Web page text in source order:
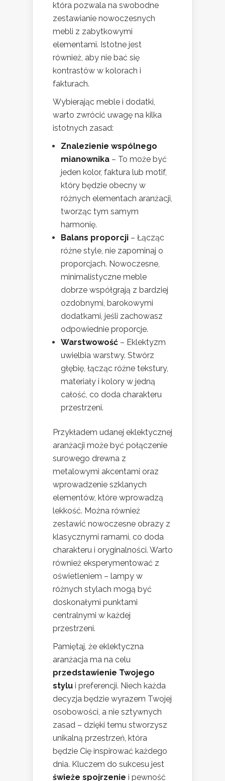
która pozwala na swobodne
zestawianie nowoczesnych
mebli z zabytkowymi
elementami. Istotne jest
również, aby nie bać się
kontrastów w kolorach i
fakturach.
Wybierając meble i dodatki,
warto zwrócić uwagę na kilka
istotnych zasad:
Znalezienie wspólnego
mianownika – To może być
jeden kolor, faktura lub motif,
który będzie obecny w
różnych elementach aranżacji,
tworząc tym samym
harmonię.
Balans proporcji – Łącząc
różne style, nie zapominaj o
proporcjach. Nowoczesne,
minimalistyczne meble
dobrze współgrają z bardziej
ozdobnymi, barokowymi
dodatkami, jeśli zachowasz
odpowiednie proporcje.
Warstwowość – Eklektyzm
uwielbia warstwy. Stwórz
głębię, łącząc różne tekstury,
materiały i kolory w jedną
całość, co doda charakteru
przestrzeni.
Przykładem udanej eklektycznej
aranżacji może być połączenie
surowego drewna z
metalowymi akcentami oraz
wprowadzenie szklanych
elementów, które wprowadzą
lekkość. Można również
zestawić nowoczesne obrazy z
klasycznymi ramami, co doda
charakteru i oryginalności. Warto
również eksperymentować z
oświetleniem – lampy w
różnych stylach mogą być
doskonałymi punktami
centralnymi w każdej
przestrzeni.
Pamiętaj, że eklektyczna
aranżacja ma na celu
przedstawienie Twojego
stylu i preferencji. Niech każda
decyzja będzie wyrazem Twojej
osobowości, a nie sztywnych
zasad – dzięki temu stworzysz
unikalną przestrzeń, która
będzie Cię inspirować każdego
dnia. Kluczem do sukcesu jest
świeże spojrzenie i pewność